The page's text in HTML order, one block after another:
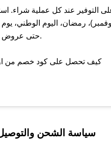
عند كل عملية شراء.
رمضان، اليوم الوطني، يوم
حتى عروض
أو البريد الإلكتروني
سياسة الشحن